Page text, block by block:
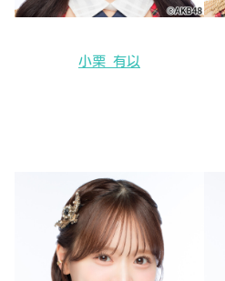
小栗 有以